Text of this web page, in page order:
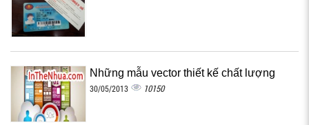
Những mẫu vector thiết kế chất lượng
30/05/2013 10150